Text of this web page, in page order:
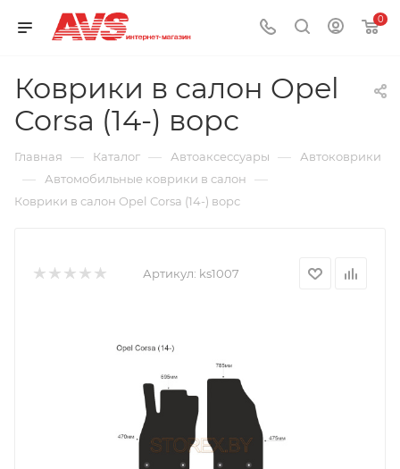
0
Коврики в салон Opel
Corsa (14-) ворс
Главная — Каталог — Автоаксессуары — Автоковрики
— Автомобильные коврики в салон —
Коврики в салон Opel Corsa (14-) ворс
Артикул: ks1007